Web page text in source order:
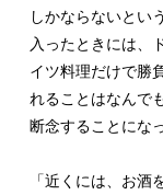
しかならないとい
入ったときには、
イツ料理だけで勝
れることはなんで
断念することにな
「近くには、お